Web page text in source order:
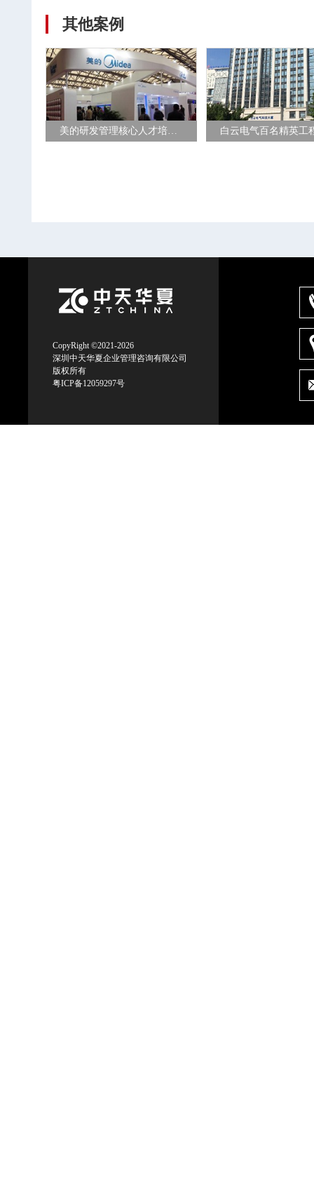
其他案例
美的研发管理核心人才培养项目
CopyRight ©2021-2026
深圳中天华夏企业管理咨询有限公司
版权所有
粤ICP备12059297号